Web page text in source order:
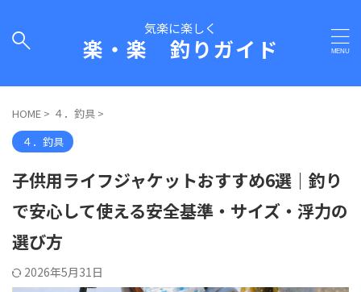
気楽に楽しく
楽・楽 釣りガイド
HOME > ４．釣具 >
４．釣具
子供用ライフジャケットおすすめ6選｜釣り
で安心して使える安全基準・サイズ・浮力の
選び方
2026年5月31日